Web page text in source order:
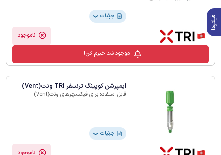
جزئیات ❯
ناموجود
موجود شد خبرم کن!
ایمپرشن کوپینگ ترنسفر TRI ونت(Vent)
قابل استفاده برای فیکسچرهای ونت(Vent)
جزئیات ❯
ناموجود
فیلترها